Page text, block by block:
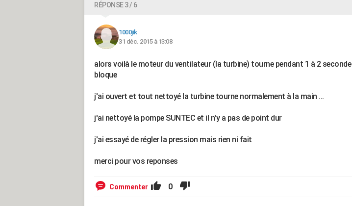
RÉPONSE 3 / 6
1000jik
31 déc. 2015 à 13:08
alors voilà le moteur du ventilateur (la turbine) tourne pendant 1 à 2
bloque
j'ai ouvert et tout nettoyé la turbine tourne normalement à la main ...
j'ai nettoyé la pompe SUNTEC et il n'y a pas de point dur
j'ai essayé de régler la pression mais rien ni fait
merci pour vos reponses
Commenter 0